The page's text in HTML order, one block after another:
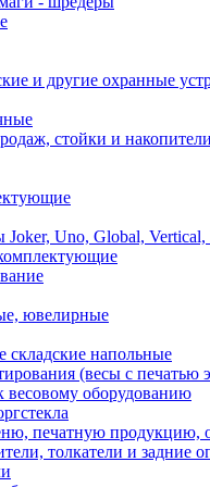
и другие охранные
стойки и накопители
Joker, Uno, Global,
ювелирные
складские напольные
(весы с печатью
оборудованию
печатную продукцию,
толкатели и задние